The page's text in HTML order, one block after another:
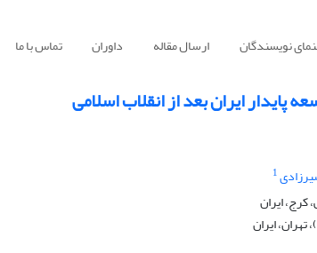
نویسندگان ارسال مقاله داوران تماس با ما
1
ایران
ایران